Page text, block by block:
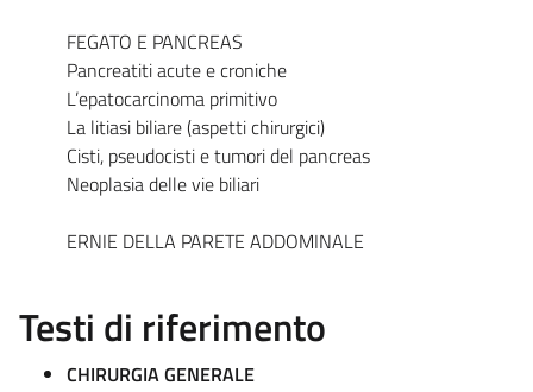
FEGATO E PANCREAS
Pancreatiti acute e croniche
L’epatocarcinoma primitivo
La litiasi biliare (aspetti chirurgici)
Cisti, pseudocisti e tumori del pancreas
Neoplasia delle vie biliari
ERNIE DELLA PARETE ADDOMINALE
Testi di riferimento
CHIRURGIA GENERALE